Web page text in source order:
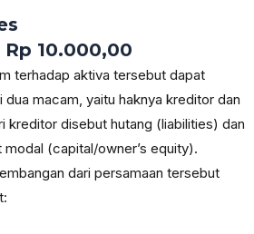
Rp 10.000,00
terhadap aktiva tersebut dapat
macam, yaitu haknya kreditor dan
kreditor disebut hutang (liabilities) dan
(capital/owner’s equity).
dari persamaan tersebut